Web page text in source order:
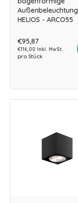
Außenbeleuchtung
HELIOS - ARCO55
€95,87
€116,00 Inkl. MwSt.
pro Stück